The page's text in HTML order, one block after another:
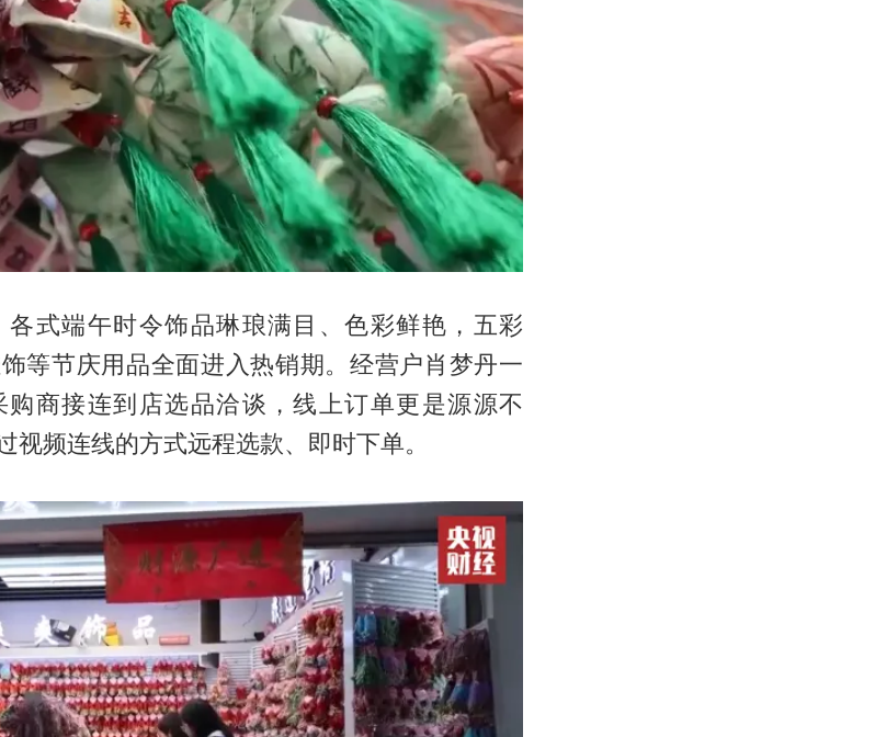
式端午时令饰品琳琅满目、色彩鲜艳，五彩
等节庆用品全面进入热销期。经营户肖梦丹一
商接连到店选品洽谈，线上订单更是源源不
视频连线的方式远程选款、即时下单。